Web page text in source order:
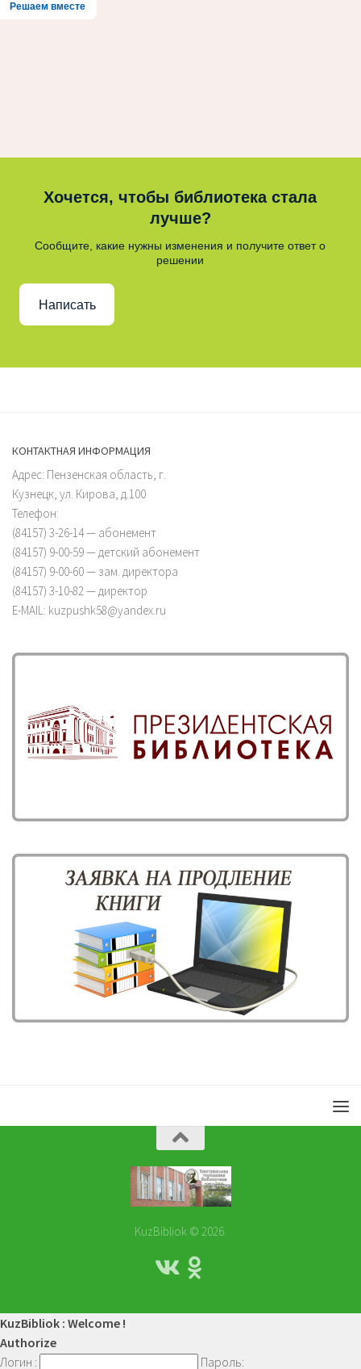
Решаем вместе
Хочется, чтобы библиотека стала
лучше?
Сообщите, какие нужны изменения и получите ответ о
решении
Написать
КОНТАКТНАЯ ИНФОРМАЦИЯ
Адрес: Пензенская область, г.
Кузнецк, ул. Кирова, д.100
Телефон:
(84157) 3-26-14 — абонемент
(84157) 9-00-59 — детский абонемент
(84157) 9-00-60 — зам. директора
(84157) 3-10-82 — директор
E-MAIL: kuzpushk58@yandex.ru
KuzBibliok © 2026.
KuzBibliok : Welcome !
Authorize
Логин :
Пароль: